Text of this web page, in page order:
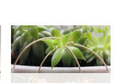
Ajouter
à la
liste de
souhaits